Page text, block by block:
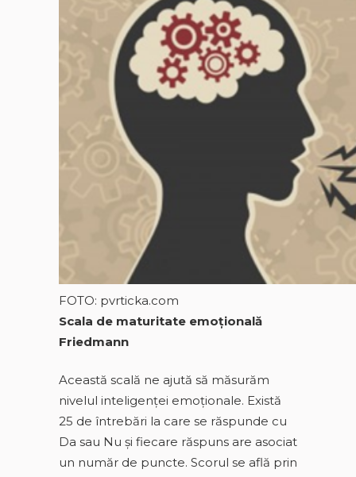
FOTO: pvrticka.com
Scala de maturitate emoţională
Friedmann
Această scală ne ajută să măsurăm
nivelul inteligenţei emoţionale. Există
25 de întrebări la care se răspunde cu
Da sau Nu şi fiecare răspuns are asociat
un număr de puncte. Scorul se află prin